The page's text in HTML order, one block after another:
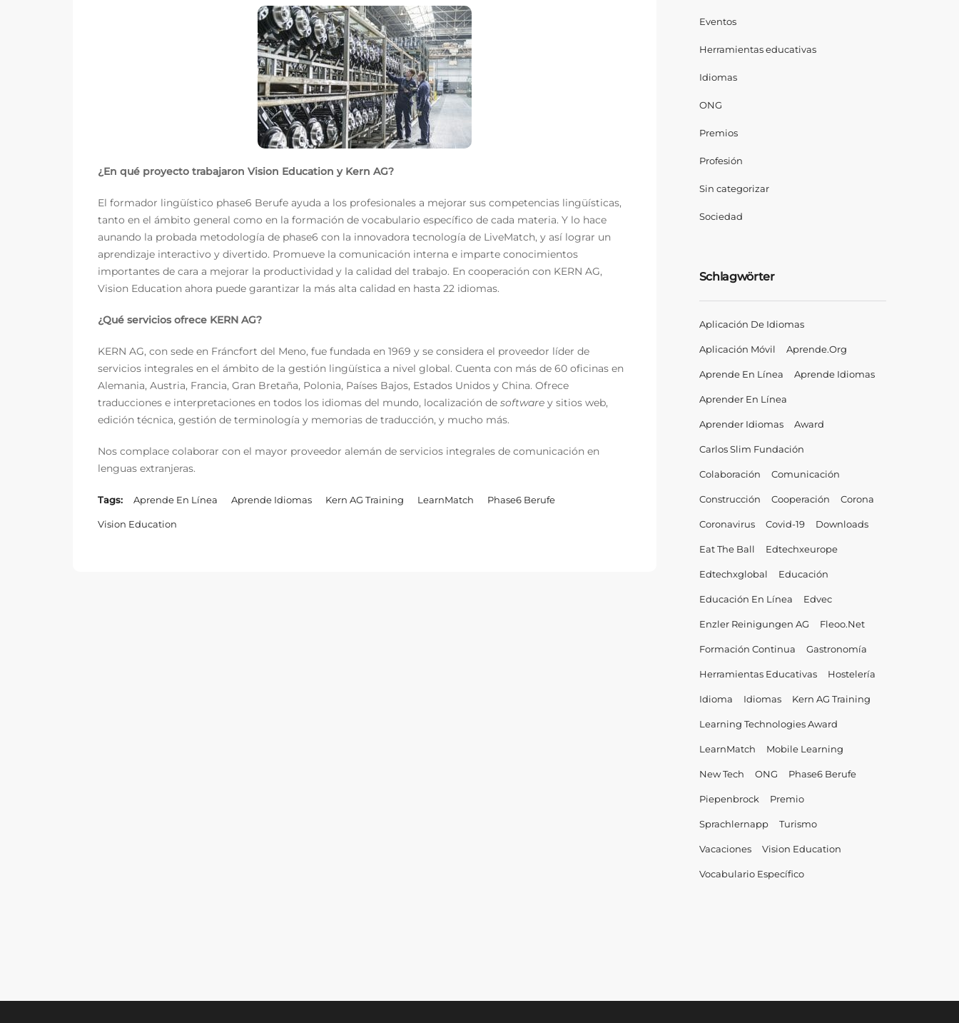
¿En qué proyecto trabajaron Vision Education y Kern AG?
El formador lingüístico phase6 Berufe ayuda a los profesionales a mejorar sus competencias lingüísticas,
tanto en el ámbito general como en la formación de vocabulario específico de cada materia. Y lo hace
aunando la probada metodología de phase6 con la innovadora tecnología de LiveMatch, y así lograr un
aprendizaje interactivo y divertido. Promueve la comunicación interna e imparte conocimientos
importantes de cara a mejorar la productividad y la calidad del trabajo. En cooperación con KERN AG,
Vision Education ahora puede garantizar la más alta calidad en hasta 22 idiomas.
¿Qué servicios ofrece KERN AG?
KERN AG, con sede en Fráncfort del Meno, fue fundada en 1969 y se considera el proveedor líder de
servicios integrales en el ámbito de la gestión lingüística a nivel global. Cuenta con más de 60 oficinas en
Alemania, Austria, Francia, Gran Bretaña, Polonia, Países Bajos, Estados Unidos y China. Ofrece
traducciones e interpretaciones en todos los idiomas del mundo, localización de software y sitios web,
edición técnica, gestión de terminología y memorias de traducción, y mucho más.
Nos complace colaborar con el mayor proveedor alemán de servicios integrales de comunicación en
lenguas extranjeras.
Tags: Aprende En Línea Aprende Idiomas Kern AG Training LearnMatch Phase6 Berufe
Vision Education
Eventos
Herramientas educativas
Idiomas
ONG
Premios
Profesión
Sin categorizar
Sociedad
Schlagwörter
Aplicación De Idiomas
Aplicación Móvil Aprende.org
Aprende En Línea Aprende Idiomas
Aprender En Línea
Aprender Idiomas Award
Carlos Slim Fundación
Colaboración Comunicación
Construcción Cooperación Corona
Coronavirus Covid-19 Downloads
Eat The Ball Edtechxeurope
Edtechxglobal Educación
Educación En Línea Edvec
Enzler Reinigungen AG Fleoo.net
Formación Continua Gastronomía
Herramientas Educativas Hostelería
Idioma Idiomas Kern AG Training
Learning Technologies Award
LearnMatch Mobile Learning
New Tech ONG Phase6 Berufe
Piepenbrock Premio
Sprachlernapp Turismo
Vacaciones Vision Education
Vocabulario Específico